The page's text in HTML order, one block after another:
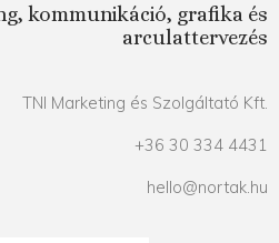
kommunikáció, grafika és
arculattervezés
TNI Marketing és Szolgáltató Kft.
+36 30 334 4431
hello@nortak.hu